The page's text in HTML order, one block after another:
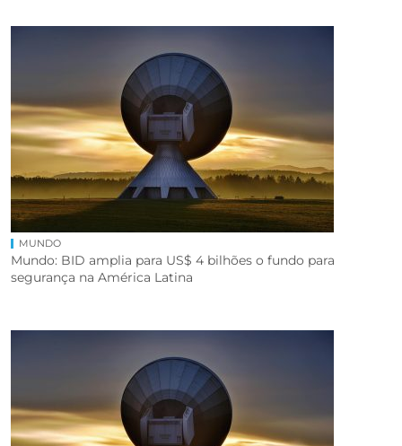
MUNDO
Mundo: BID amplia para US$ 4 bilhões o fundo para
segurança na América Latina